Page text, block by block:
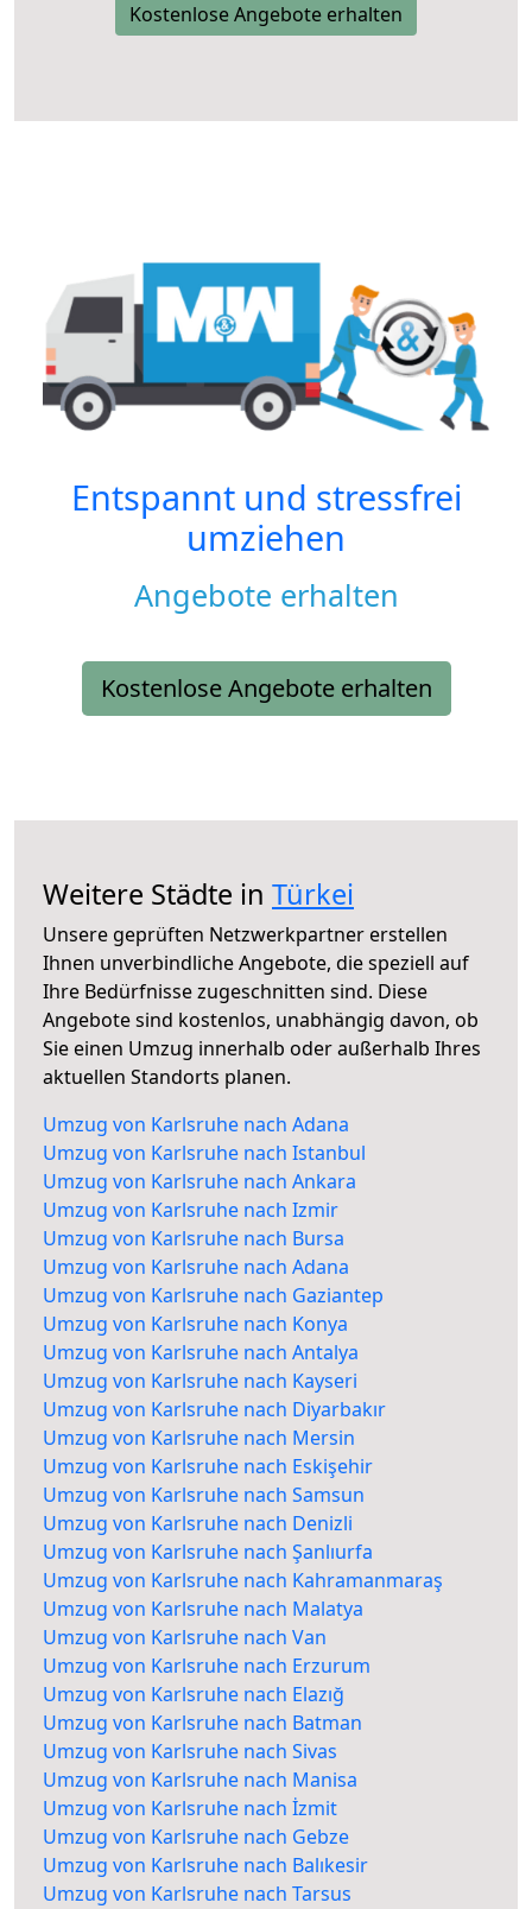
Kostenlose Angebote erhalten
Entspannt und stressfrei
umziehen
Angebote erhalten
Kostenlose Angebote erhalten
Weitere Städte in Türkei
Unsere geprüften Netzwerkpartner erstellen
Ihnen unverbindliche Angebote, die speziell auf
Ihre Bedürfnisse zugeschnitten sind. Diese
Angebote sind kostenlos, unabhängig davon, ob
Sie einen Umzug innerhalb oder außerhalb Ihres
aktuellen Standorts planen.
Umzug von Karlsruhe nach Adana
Umzug von Karlsruhe nach Istanbul
Umzug von Karlsruhe nach Ankara
Umzug von Karlsruhe nach Izmir
Umzug von Karlsruhe nach Bursa
Umzug von Karlsruhe nach Adana
Umzug von Karlsruhe nach Gaziantep
Umzug von Karlsruhe nach Konya
Umzug von Karlsruhe nach Antalya
Umzug von Karlsruhe nach Kayseri
Umzug von Karlsruhe nach Diyarbakır
Umzug von Karlsruhe nach Mersin
Umzug von Karlsruhe nach Eskişehir
Umzug von Karlsruhe nach Samsun
Umzug von Karlsruhe nach Denizli
Umzug von Karlsruhe nach Şanlıurfa
Umzug von Karlsruhe nach Kahramanmaraş
Umzug von Karlsruhe nach Malatya
Umzug von Karlsruhe nach Van
Umzug von Karlsruhe nach Erzurum
Umzug von Karlsruhe nach Elazığ
Umzug von Karlsruhe nach Batman
Umzug von Karlsruhe nach Sivas
Umzug von Karlsruhe nach Manisa
Umzug von Karlsruhe nach İzmit
Umzug von Karlsruhe nach Gebze
Umzug von Karlsruhe nach Balıkesir
Umzug von Karlsruhe nach Tarsus